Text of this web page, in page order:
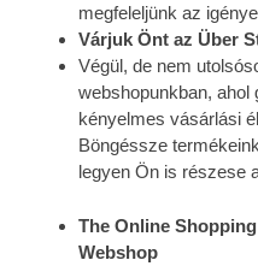
megfeleljünk az
Várjuk Önt az Über
Végül, de nem
webshopunkban, ahol
kényelmes vásárlási
Böngéssze
legyen Ön is részese
The Online
Webshop